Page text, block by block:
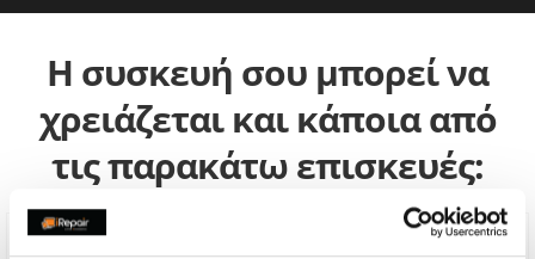
Η συσκευή σου μπορεί να
χρειάζεται και κάποια από
τις παρακάτω επισκευές: